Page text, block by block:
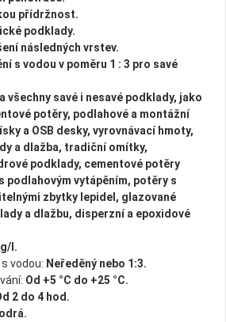
přídržnost.
podklady.
následných vrstev.
s vodou v poměru 1 : 3 pro savé
všechny savé i nesavé podklady, jako
potěry, podlahové a montážní
a OSB desky, vyrovnávací hmoty,
a dlažba, tradiční omítky,
podklady, cementové potěry
podlahovým vytápěním, potěry s
zbytky lepidel, glazované
a dlažbu, disperzní a epoxidové
l.
vodou: Neředěný nebo 1:3.
Od +5 °C do +25 °C.
2 do 4 hod.